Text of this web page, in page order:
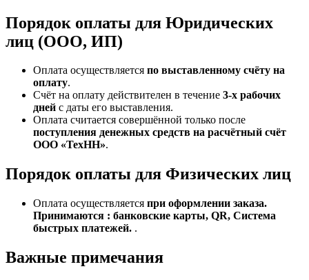
Порядок оплаты для Юридических
лиц (ООО, ИП)
Оплата осуществляется по выставленному счёту на
оплату.
Счёт на оплату действителен в течение 3‑х рабочих
дней с даты его выставления.
Оплата считается совершённой только после
поступления денежных средств на расчётный счёт
ООО «ТехНН».
Порядок оплаты для Физических лиц
Оплата осуществляется при оформлении заказа.
Принимаются : банковские карты, QR, Система
быстрых платежей. .
Важные примечания